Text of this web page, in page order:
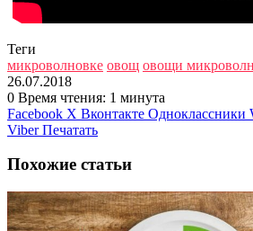
Теги
микроволновке овощ овощи
26.07.2018
0 Время чтения: 1 минута
Facebook X Вконтакте Одноклассники
Viber Печатать
Похожие статьи